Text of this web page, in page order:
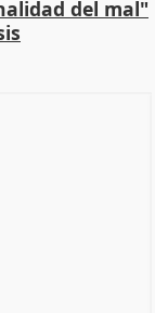
del mal"